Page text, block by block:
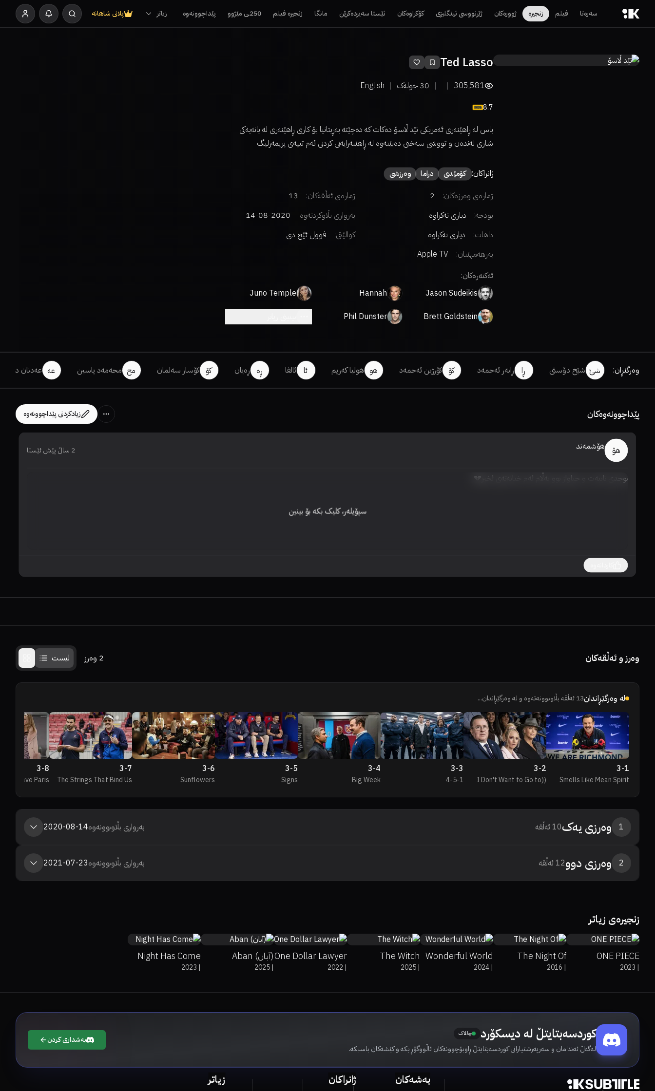
سەرەتا فیلم زنجیرە ژوورەکان ژێرنووسی ئینگلیزی کۆکراوەکان ئێستا سەیردەکرێن مانگا زنجیرە فیلم 250ـی مێژوو پێداچوونەوە زیاتر پلانی شاهانە
Ted Lasso
305,581
30 خولەک English
8.7
باس لە ڕاهێنەری ئەمریکی تێد ڵاسۆ دەکات کە دەچێتە بەڕیتانیا بۆ کاری ڕاهێنەری لە یانەیەکی
شاری لەندەن و تووشی سەختی دەبێتەوە لە ڕاهێنەرایەتی کردنی ئەم تیپەی پریمەرلیگ
ژانراکان: كۆمێدی دراما وەرزشی
ژمارەی وەرزەکان: 2 ژمارەی ئەڵقەکان:
13
بودجە:
دیاری نەکراوە بەرواری بڵاوکردنەوە:
2020-08-14
داهات:
دیاری نەکراوە کوالێتی:
فوول ئێچ دی
بەرهەمهێنان:
Apple TV+
ئەکتەرەکان:
Jason Sudeikis
Hannah
Juno Temple
Brett Goldstein
Phil Dunster
وەرگێڕان: شێ شێخ دۆستی ڕا ڕابەر ئەحمەد کۆ کۆرژین ئەحمەد هو هولیا کەریم ئا ئالفا ڕە ڕەیان کۆ کۆسار سەلمان مح محەمەد یاسین عە عەدنان دڵشاد
پێداچوونەوەکان زیادکردنی پێداچوونەوە
هۆ هۆشمەند 2 ساڵ پێش ئێستا
سپۆیلەر، کلیک بکە بۆ بینین
بوجدی تایبەت و جیاواز بوو بەڵام ئەم خیانەتەی ئخیر💔
وەرز و ئەڵقەکان 2 وەرز لیست
لە وەرگێڕاندان13ئەڵقە بڵاوبوونەتەوە و لە وەرگێڕاندان...
3-1
Smells Like Mean Spirit
3-2
(I Don't Want to Go to)
3-3
4-5-1
3-4
Big Week
3-5
Signs
3-6
Sunflowers
3-7
The Strings That Bind Us
3-8
Have Paris
1 وەرزی یەک10ئەڵقە بەرواری بڵاوبوونەوە2020-08-14
2 وەرزی دوو12ئەڵقە بەرواری بڵاوبوونەوە2021-07-23
زنجیرەی زیاتر
8.3
0%
0%
ONE PIECE
|
2023
The Night Of
|
2016
Wonderful World
|
2024
The Witch
|
2025
One Dollar Lawyer
|
2022
(آبان) Aban
|
2025
Night Has Come
|
2023
کوردسەبتایتڵ لە دیسکۆرد چالاک
لەگەڵ ئەندامان و سەرپەرشتیارانی کوردسەبتایتڵ ڕاوبۆچوونەکان ئاڵووگۆڕ بکە و کێشەکان باسبکە.
بەشداری کردن
بەشەکان ژانراکان زیاتر